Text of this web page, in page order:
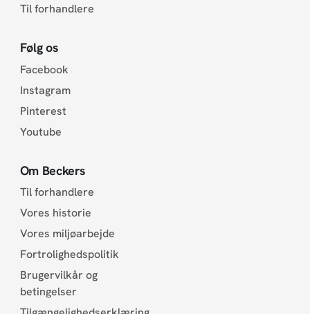
Til forhandlere
Følg os
Facebook
Instagram
Pinterest
Youtube
Om Beckers
Til forhandlere
Vores historie
Vores miljøarbejde
Fortrolighedspolitik
Brugervilkår og
betingelser